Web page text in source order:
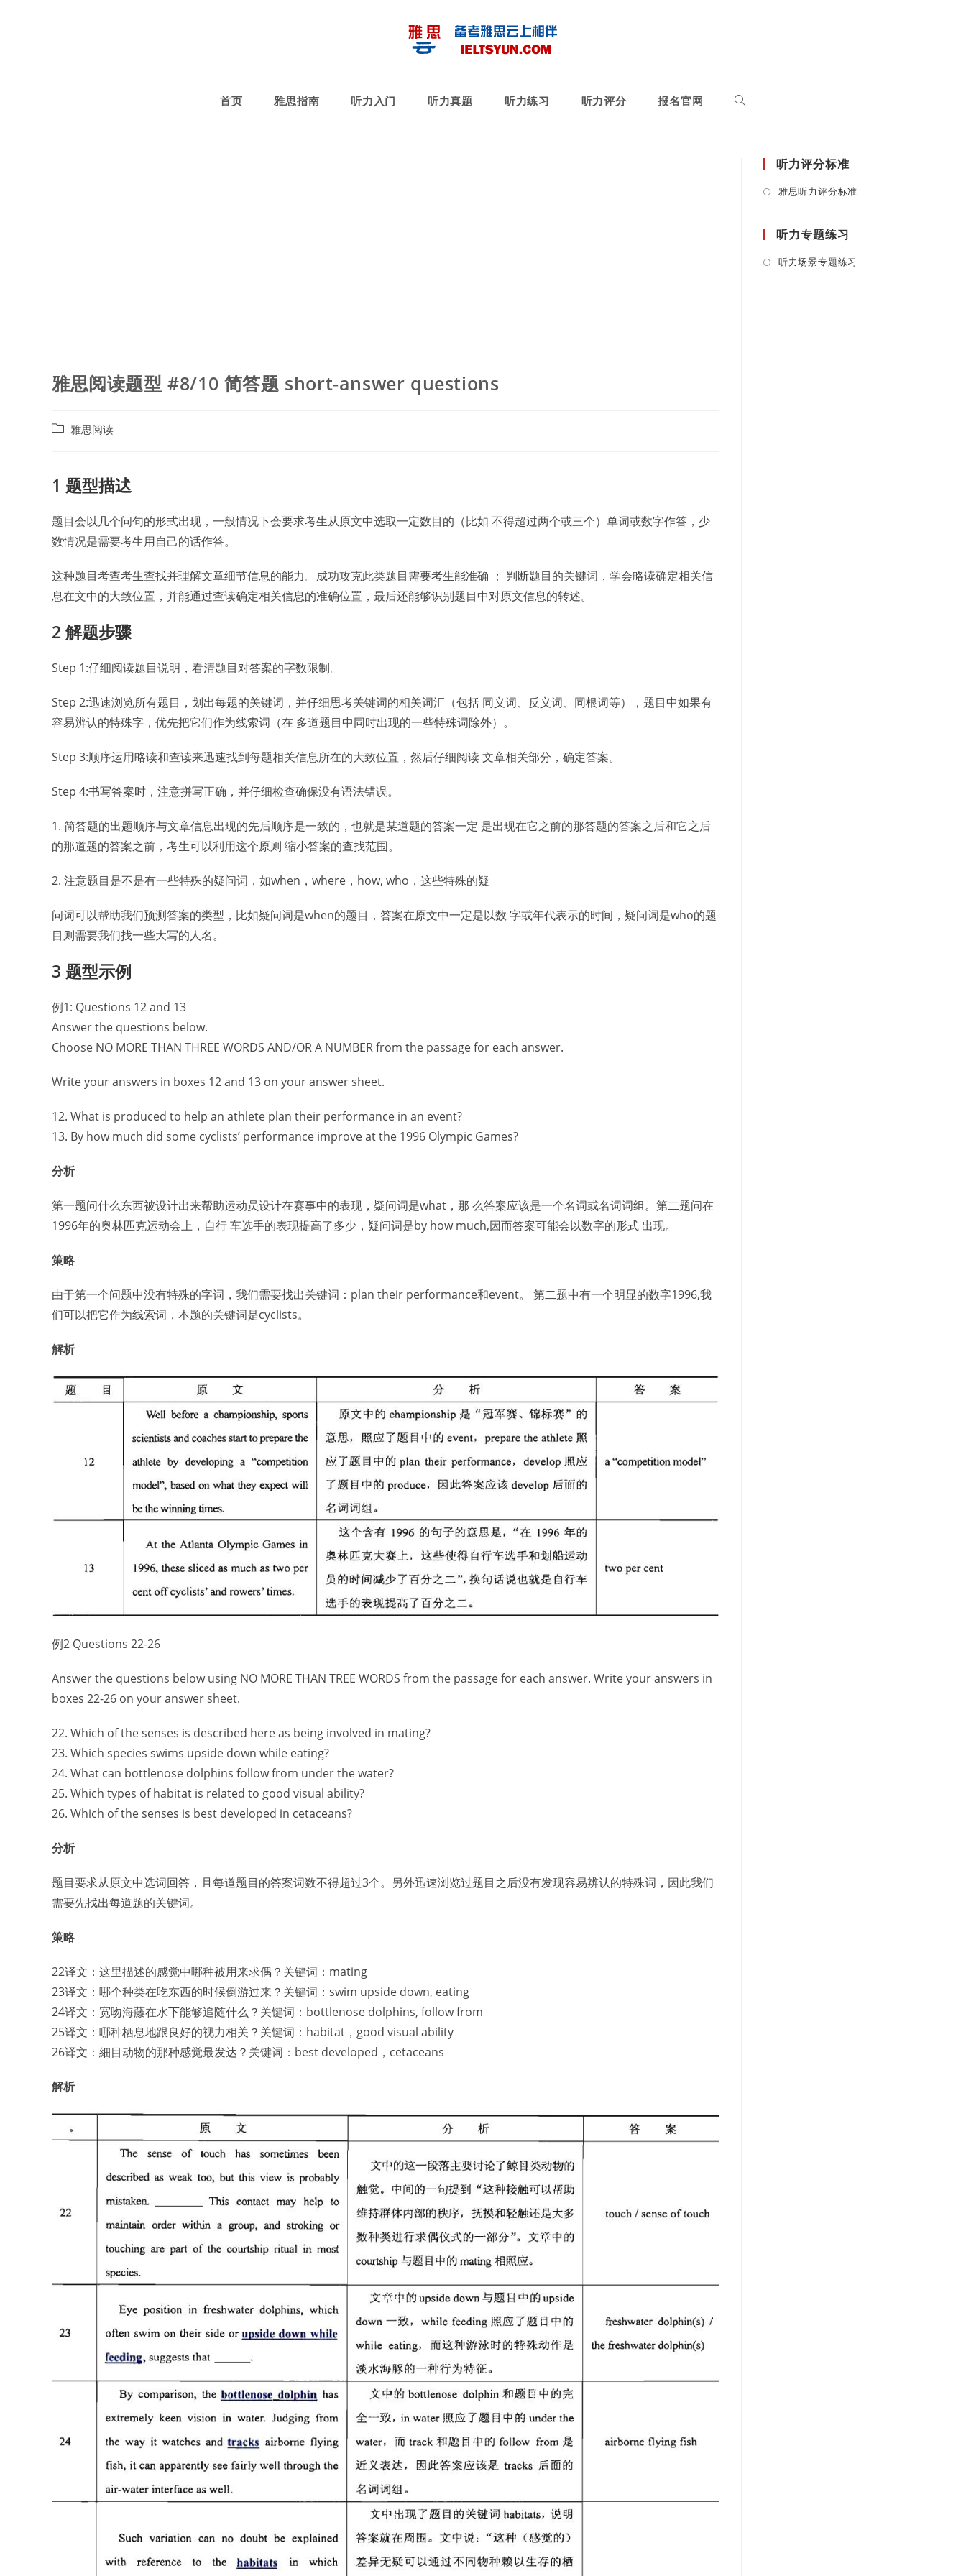
首页 雅思指南 听力入门 听力真题 听力练习 听力评分 报名官网
雅思阅读题型 #8/10 简答题 short-answer questions
Post 雅思阅读
1 题型描迖
题目会以几个问句的形式出现，一般情况下会要求考生从原文中选取一定数目的（比如 不得超过两个或三个）单词或数字作答，少
数情况是需要考生用自己的话作答。
这种题目考查考生查找并理解文章细节信息的能力。成功攻克此类题目需要考生能准确 ； 判断题目的关键词，学会略读确定相关信
息在文中的大致位置，并能通过查读确定相关信息的准确位置，最后还能够识别题目中对原文信息的转述。
2 解题步骤
Step 1:仔细阅读题目说明，看清题目对答案的字数限制。
Step 2:迅速浏览所有题目，划出每题的关键词，并仔细思考关键词的相关词汇（包括 同义词、反义词、同根词等），题目中如果有
容易辨认的特殊字，优先把它们作为线索词（在 多道题目中同时出现的一些特殊词除外）。
Step 3:顺序运用略读和查读来迅速找到每题相关信息所在的大致位置，然后仔细阅读 文章相关部分，确定答案。
Step 4:书写答案时，注意拼写正确，并仔细检查确保没有语法错误。
1. 简答题的出题顺序与文章信息出现的先后顺序是一致的，也就是某道题的答案一定 是出现在它之前的那答题的答案之后和它之后
的那道题的答案之前，考生可以利用这个原则 缩小答案的查找范围。
2. 注意题目是不是有一些特殊的疑问词，如when，where，how, who，这些特殊的疑
问词可以帮助我们预测答案的类型，比如疑问词是when的题目，答案在原文中一定是以数 字或年代表示的时间，疑问词是who的题
目则需要我们找一些大写的人名。
3 题型示例
例1: Questions 12 and 13
Answer the questions below.
Choose NO MORE THAN THREE WORDS AND/OR A NUMBER from the passage for each answer.
Write your answers in boxes 12 and 13 on your answer sheet.
12. What is produced to help an athlete plan their performance in an event?
13. By how much did some cyclists’ performance improve at the 1996 Olympic Games?
分析
第一题问什么东西被设计出来帮助运动员设计在赛事中的表现，疑问词是what，那 么答案应该是一个名词或名词词组。第二题问在
1996年的奥林匹克运动会上，自行 车选手的表现提高了多少，疑问词是by how much,因而答案可能会以数字的形式 出现。
策略
由于第一个问题中没有特殊的字词，我们需要找出关键词：plan their performance和event。 第二题中有一个明显的数字1996,我
们可以把它作为线索词，本题的关键词是cyclists。
解析
例2 Questions 22-26
Answer the questions below using NO MORE THAN TREE WORDS from the passage for each answer. Write your answers in
boxes 22-26 on your answer sheet.
22. Which of the senses is described here as being involved in mating?
23. Which species swims upside down while eating?
24. What can bottlenose dolphins follow from under the water?
25. Which types of habitat is related to good visual ability?
26. Which of the senses is best developed in cetaceans?
分析
题目要求从原文中选词回答，且每道题目的答案词数不得超过3个。另外迅速浏览过题目之后没有发现容易辨认的特殊词，因此我们
需要先找出每道题的关键词。
策略
22译文：这里描述的感觉中哪种被用来求偶？关键词：mating
23译文：哪个种类在吃东西的时候倒游过来？关键词：swim upside down, eating
24译文：宽吻海藤在水下能够追随什么？关键词：bottlenose dolphins, follow from
25译文：哪种栖息地跟良好的视力相关？关键词：habitat，good visual ability
26译文：細目动物的那种感觉最发达？关键词：best developed，cetaceans
解析
听力评分标准
雅思听力评分标准
听力专题练习
听力场景专题练习